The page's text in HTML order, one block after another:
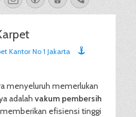
Kantor No 1 Jakarta
menyeluruh memerlukan
adalah vakum pembersih
efisiensi tinggi